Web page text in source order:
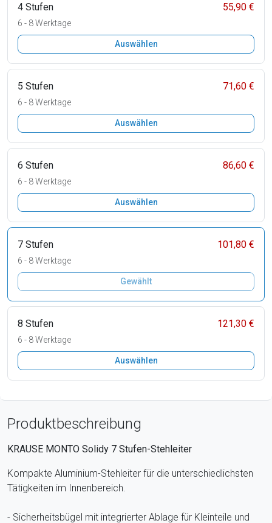
4 Stufen 55,90 €
6 - 8 Werktage
Auswählen
5 Stufen 71,60 €
6 - 8 Werktage
Auswählen
6 Stufen 86,60 €
6 - 8 Werktage
Auswählen
7 Stufen 101,80 €
6 - 8 Werktage
Gewählt
8 Stufen 121,30 €
6 - 8 Werktage
Auswählen
Produktbeschreibung
KRAUSE MONTO Solidy 7 Stufen-Stehleiter
Kompakte Aluminium-Stehleiter für die unterschiedlichsten
Tätigkeiten im Innenbereich.
- Sicherheitsbügel mit integrierter Ablage für Kleinteile und